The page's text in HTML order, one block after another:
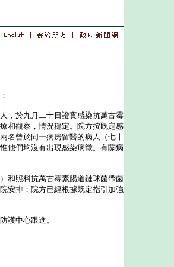
於九月二十日證實感染抗萬古霉
和觀察，情況穩定。院方按既定感
名曾於同一病房留醫的病人（七十
他們均沒有出現感染病徵。有關病
照料抗萬古霉素腸道鏈球菌帶菌
安排；院方已經根據既定指引加強
中心跟進。